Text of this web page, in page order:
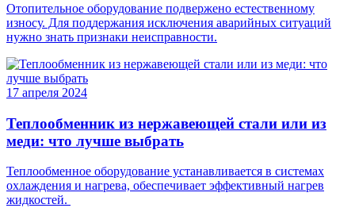
Отопительное оборудование подвержено естественному
износу. Для поддержания исключения аварийных ситуаций
нужно знать признаки неисправности.
17 апреля 2024
Теплообменник из нержавеющей стали или из
меди: что лучше выбрать
Теплообменное оборудование устанавливается в системах
охлаждения и нагрева, обеспечивает эффективный нагрев
жидкостей.